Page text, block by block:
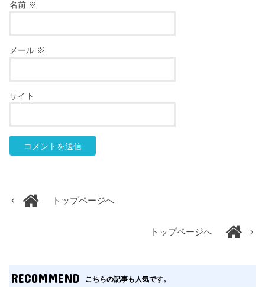
名前 ※
メール ※
サイト
トップページへ
トップページへ
RECOMMEND こちらの記事も人気です。